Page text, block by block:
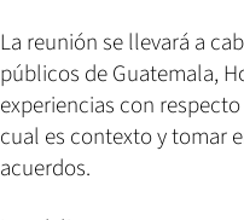
La reunión se llevará a
públicos de Guatemala,
experiencias con
cual es contexto y tomar
acuerdos.